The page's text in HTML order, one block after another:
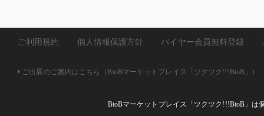
ご利用規約 個人情報保護方針 バイヤー会員無料登録
ご出展のご案内はこちら（BtoBマーケットプレイス「ツクツク!!!BtoB」）
BtoBマーケットプレイス「ツクツク!!!BtoB」は